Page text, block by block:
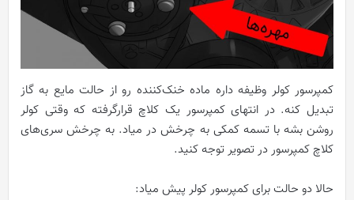
کمپرسور کولر وظیفه داره ماده خنک‌کننده رو از حالت مایع به گاز
تبدیل کنه. در انتهای کمپرسور یک کلاچ قرارگرفته که وقتی کولر
روشن بشه با تسمه کمکی به چرخش در میاد. به چرخش سری‌های
کلاچ کمپرسور در تصویر توجه کنید.
حالا دو حالت برای کمپرسور کولر پیش میاد: